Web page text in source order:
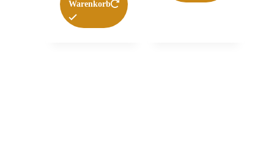
Warenkorb